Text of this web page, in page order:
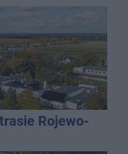
Rojewo-